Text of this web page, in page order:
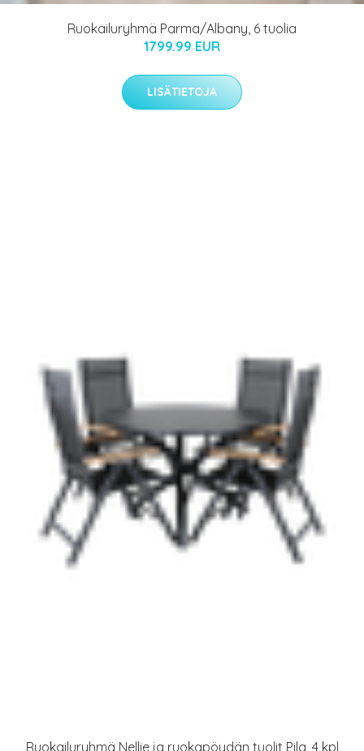
Ruokailuryhmä Parma/Albany, 6 tuolia
1799.99 EUR
LISÄTIETOJA
Ruokailuryhmä Nellie ja ruokapöydän tuolit Pila, 4 kpl